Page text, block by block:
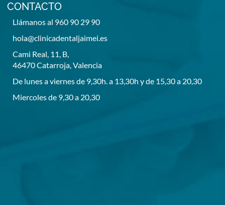
CONTACTO
Llámanos al 960 90 29 90
hola@clinicadentaljaimei.es
Cami Real, 11, B,
46470 Catarroja, Valencia
De lunes a viernes de 9,30h. a 13,30h y de 15,30 a 20,30
Miercoles de 9,30 a 20,30